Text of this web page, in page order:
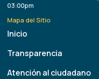
03:00pm
Mapa del Sitio
Inicio
Transparencia
Atención al ciudadano